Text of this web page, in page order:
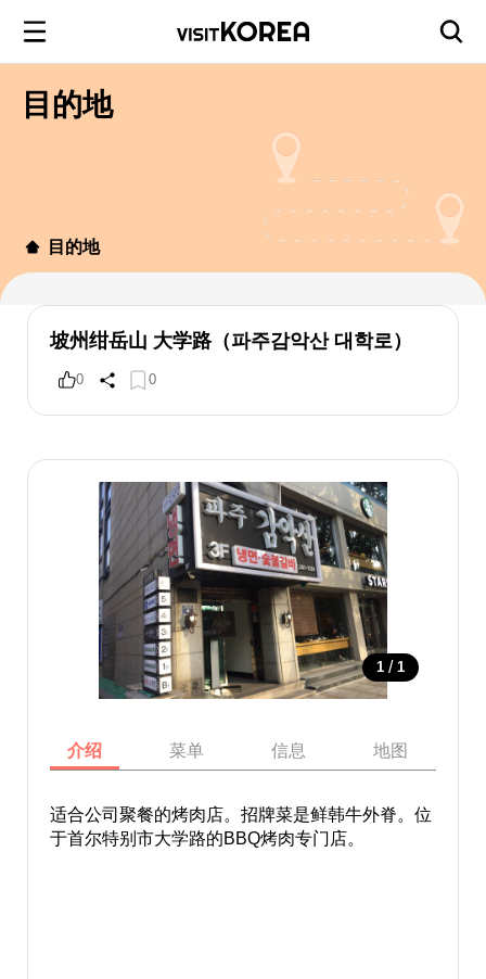
目的地
目的地
坡州绀岳山 大学路（파주감악산 대학로）
0 0
1 / 1
介绍 菜单 信息 地图
适合公司聚餐的烤肉店。招牌菜是鲜韩牛外脊。位
于首尔特别市大学路的BBQ烤肉专门店。